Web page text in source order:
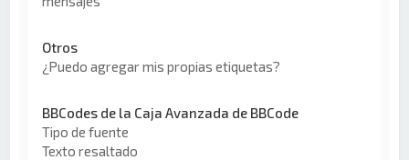
Otros
¿Puedo agregar mis propias etiquetas?
BBCodes de la Caja Avanzada de BBCode
Tipo de fuente
Texto resaltado